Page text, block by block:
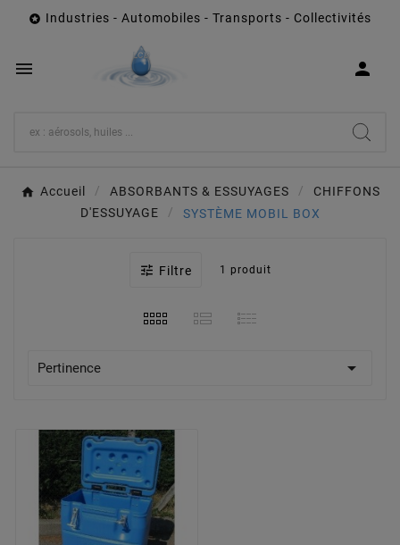
 Industries - Automobiles - Transports - Collectivités
 
Accueil ABSORBANTS & ESSUYAGES
CHIFFONS
D'ESSUYAGE
SYSTÈME MOBIL BOX
 Filtre 1 produit
Pertinence 